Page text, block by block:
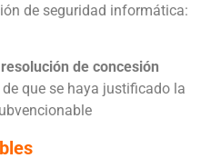
de seguridad informática:
de concesión
que se haya justificado la